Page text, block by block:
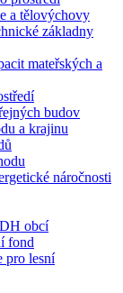
a tělovýchovy
základny
mateřských a
budov
a krajinu
náročnosti
obcí
fond
pro lesní